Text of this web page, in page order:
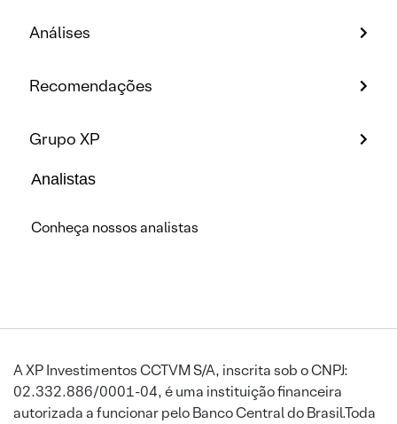
Análises
Recomendações
Grupo XP
Analistas
Conheça nossos analistas
A XP Investimentos CCTVM S/A, inscrita sob o CNPJ:
02.332.886/0001-04, é uma instituição financeira
autorizada a funcionar pelo Banco Central do Brasil.Toda